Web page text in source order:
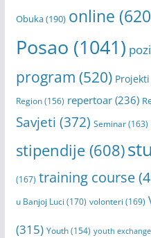
Obuka(190) online
Posao (1041)
program (520) Projekti
Region(156) repertoar(236)
Savjeti (372) Seminar(163)
stipendije(608)
(167) training course
u Banjoj Luci (170) volonteri (169)
(315) Youth(154) youth exchange